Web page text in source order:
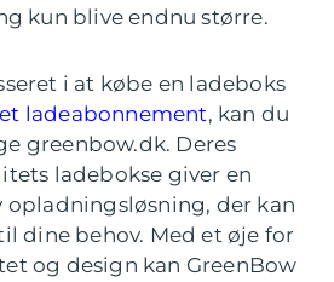
kun blive endnu større.
i at købe en ladeboks
ladeabonnement, kan du
greenbow.dk. Deres
ladebokse giver en
opladningsløsning, der kan
dine behov. Med et øje for
og design kan GreenBow